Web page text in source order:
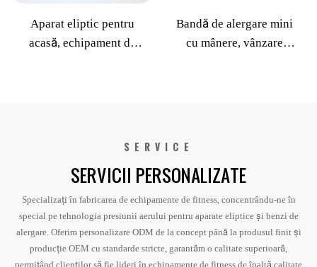
Aparat eliptic pentru
acasă, echipament de
Bandă de alergare mini
cu mânere, vânzare
SERVICE
SERVICII PERSONALIZATE
Specializați în fabricarea de echipamente de fitness, concentrându-ne în
special pe tehnologia presiunii aerului pentru aparate eliptice și benzi de
alergare. Oferim personalizare ODM de la concept până la produsul finit și
producție OEM cu standarde stricte, garantăm o calitate superioară,
permițând clienților să fie lideri în echipamente de fitness de înaltă calitate